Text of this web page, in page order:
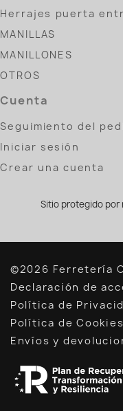
Herrajes puerta
MANILLAS
MANILLONES
OTROS
Cuenta
Seguimiento del
Iniciar sesión
Crear una cuenta
Sitio protegido por
©2026 Ferretería
Declaración de
Política de
Política de Cookies
Envíos y